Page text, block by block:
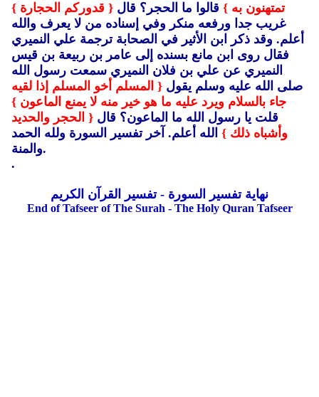
تمتهنون به } قالوا ما الحجر؟ قال { قدوركم الحجارة }
غريب جدا ورفعه منكر وفي إسناده من لا يعرف والله
أعلم. وقد ذكر ابن الأثير في الصحابة ترجمة علي النميري
فقال روى ابن مانع بسنده إلى عامر بن ربيعة بن قيس
النميري عن علي بن فلان النميري سمعت رسول الله
صلى الله عليه وسلم يقول { المسلم أخو المسلم إذا لقيه
جاء بالسلام ويرد عليه ما هو خير منه لا يمنع الماعون }
قلت يا رسول الله ما الماعون؟ قال { الحجر والحديد
وأشباه ذلك } الله أعلم. آخر تفسير السورة ولله الحمد
والمنة.
.
نهاية تفسير السورة - تفسير القرآن الكريم
End of Tafseer of The Surah - The Holy Quran Tafseer